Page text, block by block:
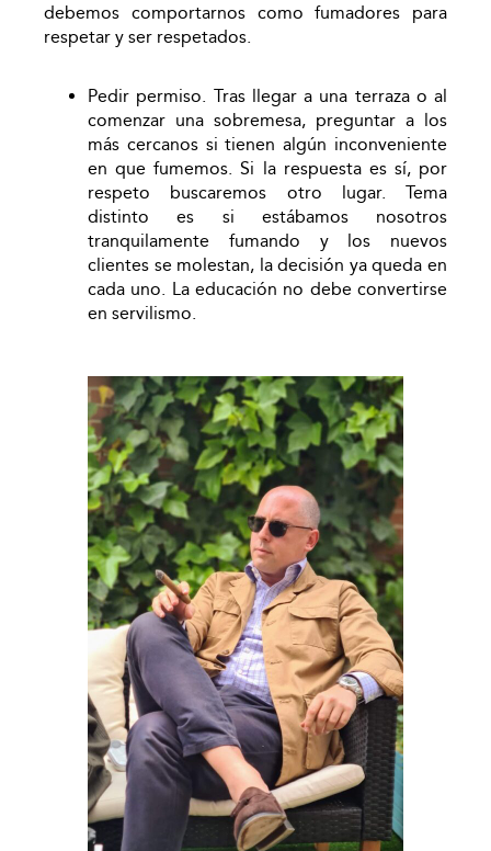
debemos comportarnos como fumadores para
respetar y ser respetados.
Pedir permiso. Tras llegar a una terraza o al
comenzar una sobremesa, preguntar a los
más cercanos si tienen algún inconveniente
en que fumemos. Si la respuesta es sí, por
respeto buscaremos otro lugar. Tema
distinto es si estábamos nosotros
tranquilamente fumando y los nuevos
clientes se molestan, la decisión ya queda en
cada uno. La educación no debe convertirse
en servilismo.